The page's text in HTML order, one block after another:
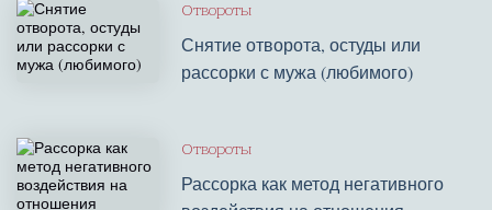
Отвороты
Снятие отворота, остуды или
рассорки с мужа (любимого)
Отвороты
Рассорка как метод негативного